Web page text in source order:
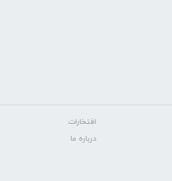
افتخارات
درباره ما